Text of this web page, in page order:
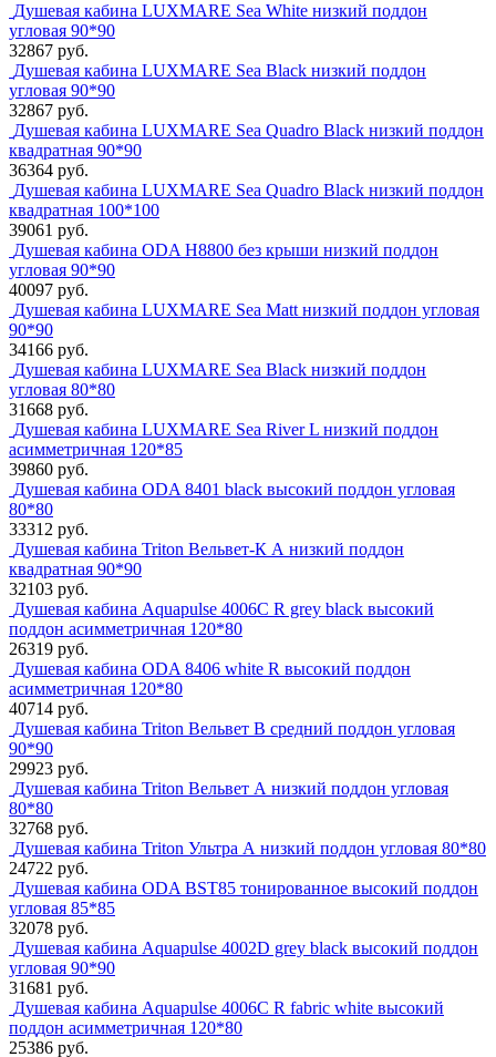
Душевая кабина LUXMARE Sea White низкий поддон
угловая 90*90
32867 руб.
Душевая кабина LUXMARE Sea Black низкий поддон
угловая 90*90
32867 руб.
Душевая кабина LUXMARE Sea Quadro Black низкий поддон
квадратная 90*90
36364 руб.
Душевая кабина LUXMARE Sea Quadro Black низкий поддон
квадратная 100*100
39061 руб.
Душевая кабина ODA Н8800 без крыши низкий поддон
угловая 90*90
40097 руб.
Душевая кабина LUXMARE Sea Matt низкий поддон угловая
90*90
34166 руб.
Душевая кабина LUXMARE Sea Black низкий поддон
угловая 80*80
31668 руб.
Душевая кабина LUXMARE Sea River L низкий поддон
асимметричная 120*85
39860 руб.
Душевая кабина ODA 8401 black высокий поддон угловая
80*80
33312 руб.
Душевая кабина Triton Вельвет-К А низкий поддон
квадратная 90*90
32103 руб.
Душевая кабина Aquapulse 4006С R grey black высокий
поддон асимметричная 120*80
26319 руб.
Душевая кабина ODA 8406 white R высокий поддон
асимметричная 120*80
40714 руб.
Душевая кабина Triton Вельвет B средний поддон угловая
90*90
29923 руб.
Душевая кабина Triton Вельвет А низкий поддон угловая
80*80
32768 руб.
Душевая кабина Triton Ультра А низкий поддон угловая 80*80
24722 руб.
Душевая кабина ODA BST85 тонированное высокий поддон
угловая 85*85
32078 руб.
Душевая кабина Aquapulse 4002D grey black высокий поддон
угловая 90*90
31681 руб.
Душевая кабина Aquapulse 4006С R fabric white высокий
поддон асимметричная 120*80
25386 руб.